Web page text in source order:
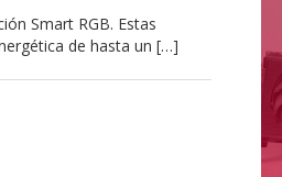
Smart RGB. Estas
de hasta un […]